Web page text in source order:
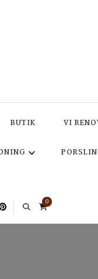
BUTIK VI
PORSLIN
0